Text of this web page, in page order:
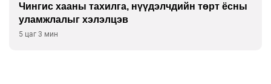
Чингис хааны тахилга, нүүдэлчдийн төрт ёсны
уламжлалыг хэлэлцэв
5 цаг 3 мин